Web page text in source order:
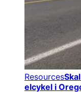
Resources
elcykel i